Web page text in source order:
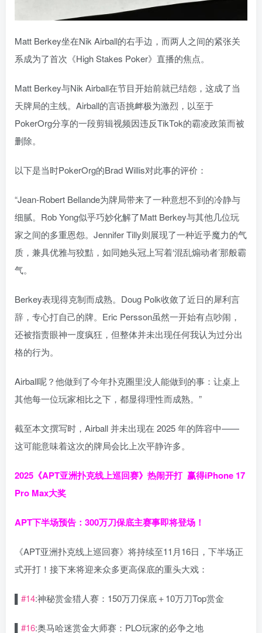
Matt Berkey坐在Nik Airball的右手边，而两人之间的紧张关
系成为了首次《High Stakes Poker》直播的焦点。
Matt Berkey与Nik Airball在节目开始前就已结怨，这成了当
天牌局的主线。Airball的言语挑衅极为激烈，以至于
PokerOrg分享的一段剪辑视频因违反TikTok的霸凌政策而被
删除。
以下是当时PokerOrg的Brad Willis对此事的评价：
“Jean-Robert Bellande为牌局带来了一种意想不到的冷静与
细腻。Rob Yong似乎巧妙化解了Matt Berkey与其他几位玩
家之间的多重恩怨。Jennifer Tilly则展现了一种近乎魔力的气
质，兼具优雅与狡黠，如同她头冠上写着‘混乱煽动者’那般霸
气。
Berkey表现得克制而成熟。Doug Polk收敛了近日的犀利言
辞，专心打自己的牌。Eric Persson虽然一开始有点吵闹，
还被指责眼神一度疯狂，但整体并未出现任何我认为过分出
格的行为。
Airball呢？他做到了今年扑克圈里没人能做到的事：让桌上
其他每一位玩家相比之下，都显得理性而成熟。”
截至本文撰写时，Airball 并未出现在 2025 年的阵容中——
这可能意味着这次的牌局会比上次平静许多。
2025《APT亚洲扑克线上巡回赛》热闹开打 赢得iPhone 17
Pro Max大奖
APT下半场预告： 300万刀保底主赛事即将登场！
《APT亚洲扑克线上巡回赛》将持续至11月16日，下半场正
式开打！接下来将迎来众多更高保底的重头大戏：
#14:神秘赏金猎人赛：150万刀保底＋10万刀Top赏金
#16:奥马哈迷赏金大师赛：PLO玩家的必争之地